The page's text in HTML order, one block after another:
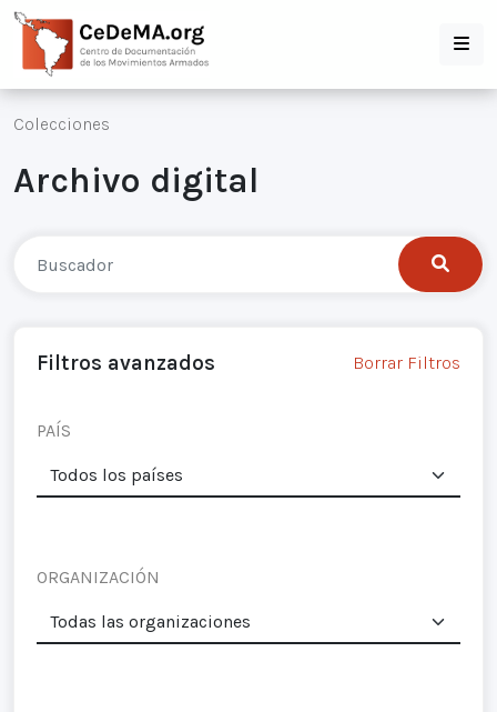
Colecciones
Archivo digital
Filtros avanzados Borrar Filtros
PAÍS
ORGANIZACIÓN